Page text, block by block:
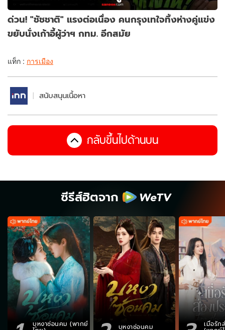
ด่วน! "ชัชชาติ" แรงต่อเนื่อง คนกรุงเทใจทิ้งห่างคู่แข่ง
ขยับนั่งเก้าอี้ผู้ว่าฯ กทม. อีกสมัย
แท็ก : การเมือง
สนับสนุนเนื้อหา
กลับขึ้นไปด้านบน
ซีรีส์ฮิตจาก
บุหงาซ่อนคม (พากย์ บุหงาซ่อนคม เมื่อรัก